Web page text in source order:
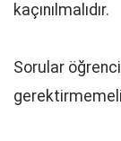
kaçınılmalıdır.
Sorular